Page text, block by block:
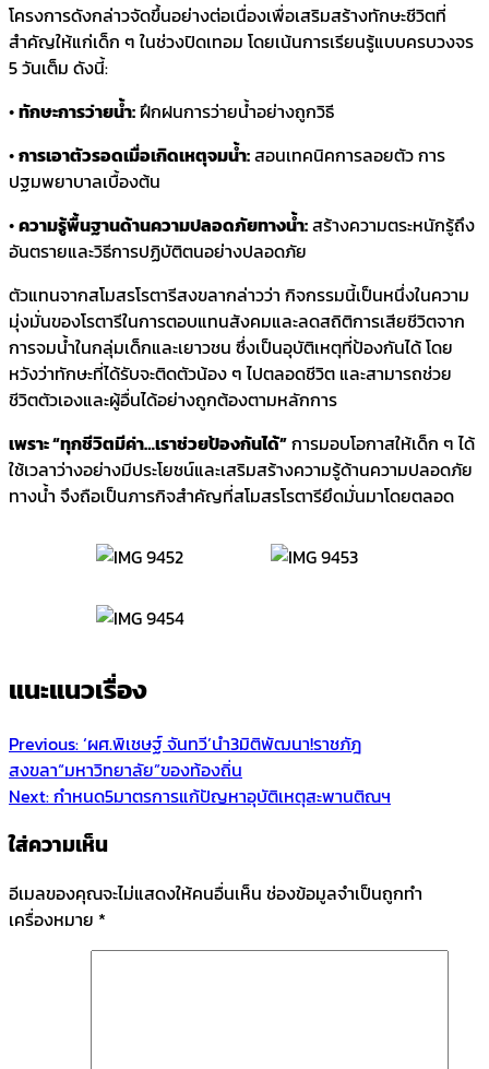
โครงการดังกล่าวจัดขึ้นอย่างต่อเนื่องเพื่อเสริมสร้างทักษะชีวิตที่
สำคัญให้แก่เด็ก ๆ ในช่วงปิดเทอม โดยเน้นการเรียนรู้แบบครบวงจร
5 วันเต็ม ดังนี้:
•ทักษะการว่ายน้ำ:ฝึกฝนการว่ายน้ำอย่างถูกวิธี
•การเอาตัวรอดเมื่อเกิดเหตุจมน้ำ:สอนเทคนิคการลอยตัว การ
ปฐมพยาบาลเบื้องต้น
•ความรู้พื้นฐานด้านความปลอดภัยทางน้ำ:สร้างความตระหนักรู้ถึง
อันตรายและวิธีการปฏิบัติตนอย่างปลอดภัย
ตัวแทนจากสโมสรโรตารีสงขลากล่าวว่า กิจกรรมนี้เป็นหนึ่งในความ
มุ่งมั่นของโรตารีในการตอบแทนสังคมและลดสถิติการเสียชีวิตจาก
การจมน้ำในกลุ่มเด็กและเยาวชน ซึ่งเป็นอุบัติเหตุที่ป้องกันได้ โดย
หวังว่าทักษะที่ได้รับจะติดตัวน้อง ๆ ไปตลอดชีวิต และสามารถช่วย
ชีวิตตัวเองและผู้อื่นได้อย่างถูกต้องตามหลักการ
เพราะ “ทุกชีวิตมีค่า…เราช่วยป้องกันได้”การมอบโอกาสให้เด็ก ๆ ได้
ใช้เวลาว่างอย่างมีประโยชน์และเสริมสร้างความรู้ด้านความปลอดภัย
ทางน้ำ จึงถือเป็นภารกิจสำคัญที่สโมสรโรตารียึดมั่นมาโดยตลอด
แนะแนวเรื่อง
Previous:‘ผศ.พิเชษฐ์ จันทวี’นำ3มิติพัฒนา!ราชภัฎ
สงขลา“มหาวิทยาลัย”ของท้องถิ่น
Next:กำหนด5มาตรการแก้ปัญหาอุบัติเหตุสะพานติณฯ
ใส่ความเห็น
อีเมลของคุณจะไม่แสดงให้คนอื่นเห็น ช่องข้อมูลจำเป็นถูกทำ
เครื่องหมาย *